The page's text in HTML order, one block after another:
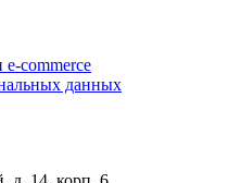
commerce
данных